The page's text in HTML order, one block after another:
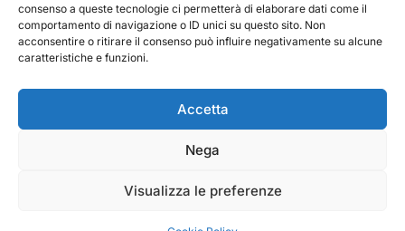
consenso a queste tecnologie ci permetterà di elaborare dati come il
comportamento di navigazione o ID unici su questo sito. Non
acconsentire o ritirare il consenso può influire negativamente su alcune
caratteristiche e funzioni.
Accetta
Nega
Visualizza le preferenze
TRAKS
Dal 2014 musica indipendente ed emergente